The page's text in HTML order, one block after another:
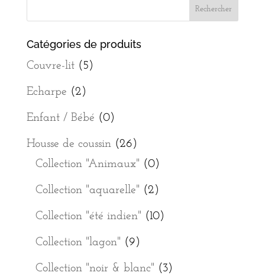
Catégories de produits
Couvre-lit (5)
Echarpe (2)
Enfant / Bébé (0)
Housse de coussin (26)
Collection "Animaux" (0)
Collection "aquarelle" (2)
Collection "été indien" (10)
Collection "lagon" (9)
Collection "noir & blanc" (3)